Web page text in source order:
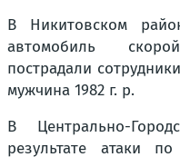
В Никитовском
автомобиль
пострадали
мужчина 1982 г. р.
В Центрально-
результате атаки